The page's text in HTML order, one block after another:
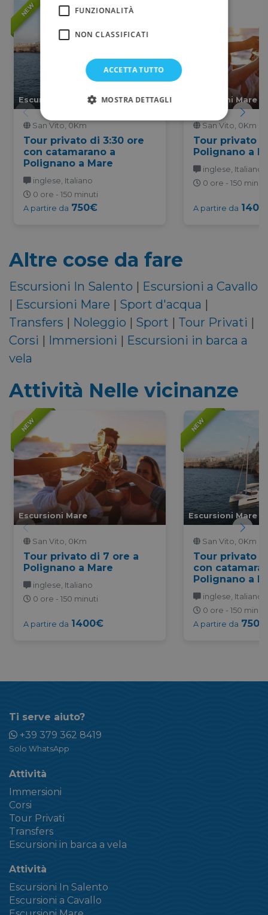
NEW
Escursioni Mare
San Vito, 0Km
Tour privato di 3:30 ore
con catamarano a
Polignano a Mare
inglese, Italiano
0 ore - 150 minuti
A partire da 750€
Escursioni Mare
San Vito, 0Km
Tour privato
Polignano a
inglese, Italiano
0 ore - 150 minuti
A partire da
Altre cose da fare
Escursioni In Salento | Escursioni a Cavallo
| Escursioni Mare | Sport d'acqua |
Transfers | Noleggio | Sport | Tour Privati |
Corsi | Immersioni | Escursioni in barca a
vela
Attività Nelle vicinanze
NEW
Escursioni Mare
San Vito, 0Km
Tour privato di 7 ore a
Polignano a Mare
inglese, Italiano
0 ore - 150 minuti
A partire da 1400€
NEW
Escursioni Mare
San Vito, 0Km
Tour privato
con
Polignano a
inglese, Italiano
0 ore - 150 minuti
A partire da 750€
Ti serve aiuto?
+39 379 362 8419
Solo WhatsApp
Attività
Immersioni
Corsi
Tour Privati
Transfers
Escursioni in barca a vela
Attività
Escursioni In Salento
Escursioni a Cavallo
FUNZIONALITÀ
NON CLASSIFICATI
ACCETTA TUTTO
MOSTRA DETTAGLI